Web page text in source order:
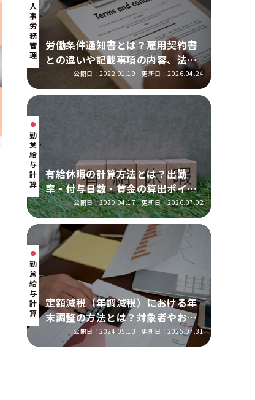
人
事・
労
務
管
理
労働条件通知書とは？雇用契約書
との違いや記載事項の内容、法改
正の明示ルールを解説
公開日：2022.01.19 更新日：2026.04.24
勤
怠・
給
与
計
算
有給休暇の計算方法とは？出勤
率・付与日数・賃金の算出ポイン
トを実務に即して解説
公開日：2020.04.17 更新日：2026.07.02
勤
怠・
給
与
計
算
定額減税（年調減税）における年
末調整の方法とは？対象者やおこ
なう手順を解説
公開日：2024.05.13 更新日：2025.07.31